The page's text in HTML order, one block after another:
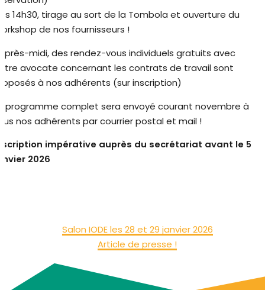
14h30, tirage au sort de la Tombola et ouverture du
de nos fournisseurs !
midi, des rendez-vous individuels gratuits avec
avocate concernant les contrats de travail sont
à nos adhérents (sur inscription)
programme complet sera envoyé courant novembre à
nos adhérents par courrier postal et mail !
impérative auprès du secrétariat avant le 5
2026
Salon IODE les 28 et 29 janvier 2026
Article de presse !